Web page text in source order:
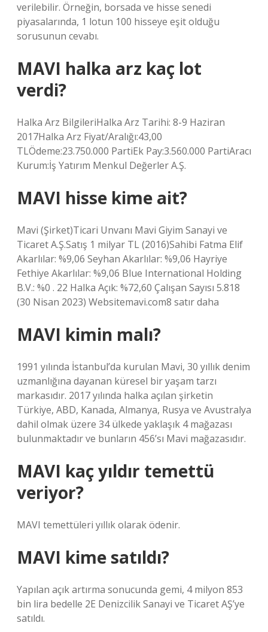
verilebilir. Örneğin, borsada ve hisse senedi
piyasalarında, 1 lotun 100 hisseye eşit olduğu
sorusunun cevabı.
MAVI halka arz kaç lot
verdi?
Halka Arz BilgileriHalka Arz Tarihi: 8-9 Haziran
2017Halka Arz Fiyat/Aralığı:43,00
TLÖdeme:23.750.000 PartiEk Pay:3.560.000 PartiAracı
Kurum:İş Yatırım Menkul Değerler A.Ş.
MAVI hisse kime ait?
Mavi (Şirket)Ticari Unvanı Mavi Giyim Sanayi ve
Ticaret A.Ş.Satış 1 milyar TL (2016)Sahibi Fatma Elif
Akarlılar: %9,06 Seyhan Akarlılar: %9,06 Hayriye
Fethiye Akarlılar: %9,06 Blue International Holding
B.V.: %0 . 22 Halka Açık: %72,60 Çalışan Sayısı 5.818
(30 Nisan 2023) Websitemavi.com8 satır daha
MAVI kimin malı?
1991 yılında İstanbul’da kurulan Mavi, 30 yıllık denim
uzmanlığına dayanan küresel bir yaşam tarzı
markasıdır. 2017 yılında halka açılan şirketin
Türkiye, ABD, Kanada, Almanya, Rusya ve Avustralya
dahil olmak üzere 34 ülkede yaklaşık 4 mağazası
bulunmaktadır ve bunların 456’sı Mavi mağazasıdır.
MAVI kaç yıldır temettü
veriyor?
MAVI temettüleri yıllık olarak ödenir.
MAVI kime satıldı?
Yapılan açık artırma sonucunda gemi, 4 milyon 853
bin lira bedelle 2E Denizcilik Sanayi ve Ticaret AŞ’ye
satıldı.